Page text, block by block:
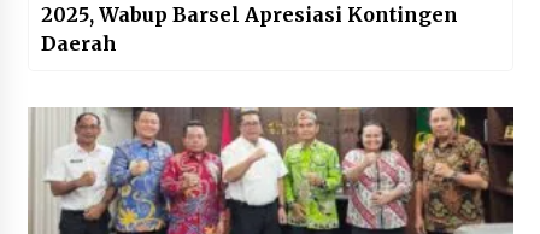
2025, Wabup Barsel Apresiasi Kontingen
Daerah